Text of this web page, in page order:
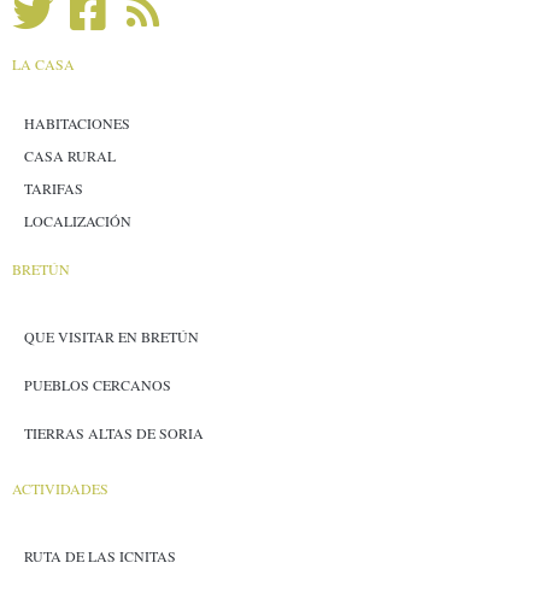
LA CASA
HABITACIONES
CASA RURAL
TARIFAS
LOCALIZACIÓN
BRETÚN
QUE VISITAR EN BRETÚN
PUEBLOS CERCANOS
TIERRAS ALTAS DE SORIA
ACTIVIDADES
RUTA DE LAS ICNITAS